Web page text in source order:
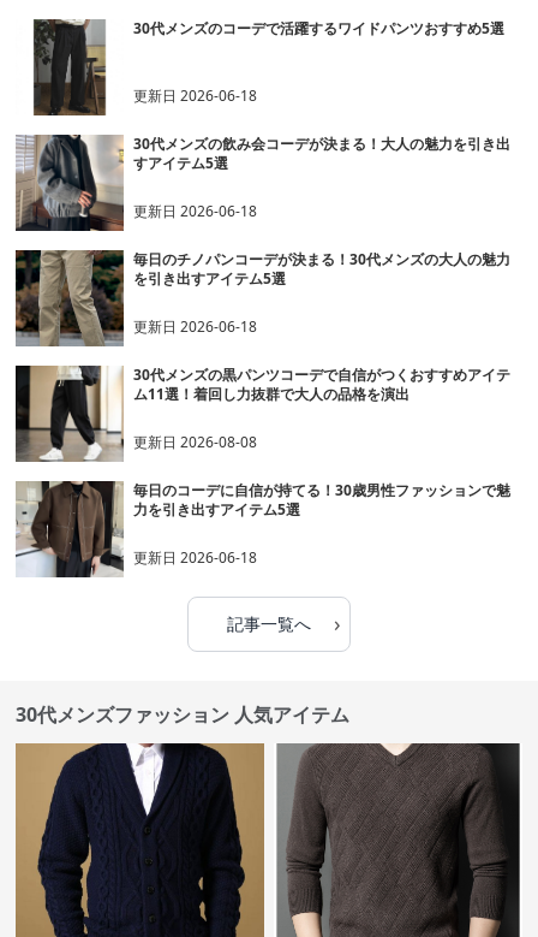
30代メンズのコーデで活躍するワイドパンツおすすめ5選
更新日2026-06-18
30代メンズの飲み会コーデが決まる！大人の魅力を引き出
すアイテム5選
更新日2026-06-18
毎日のチノパンコーデが決まる！30代メンズの大人の魅力
を引き出すアイテム5選
更新日2026-06-18
30代メンズの黒パンツコーデで自信がつくおすすめアイテ
ム11選！着回し力抜群で大人の品格を演出
更新日2026-08-08
毎日のコーデに自信が持てる！30歳男性ファッションで魅
力を引き出すアイテム5選
更新日2026-06-18
記事一覧へ ›
30代メンズファッション 人気アイテム